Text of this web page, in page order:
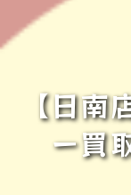
【日
ー買